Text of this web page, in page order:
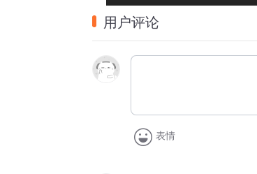
用户评论
表情